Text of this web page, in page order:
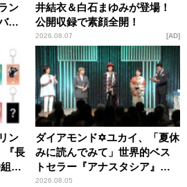
ン
リ
井結衣＆白石まゆみが登場！
公開収録で素顔全開！
2026.08.07 AD
ン
『長
グ
ダイアモンド✡ユカイ、「夏休
みに読んでみて」世界的ベス
トセラー『アナスタシア』を
紹介
2026.08.05